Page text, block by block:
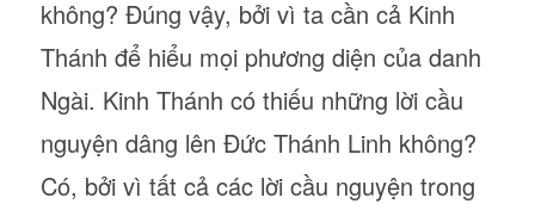
không? Đúng vậy, bởi vì ta cần cả Kinh
Thánh để hiểu mọi phương diện của danh
Ngài. Kinh Thánh có thiếu những lời cầu
nguyện dâng lên Đức Thánh Linh không?
Có, bởi vì tất cả các lời cầu nguyện trong